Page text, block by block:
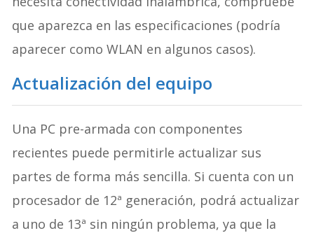
que aparezca en las especificaciones (podría
aparecer como WLAN en algunos casos).
Actualización del equipo
Una PC pre-armada con componentes
recientes puede permitirle actualizar sus
partes de forma más sencilla. Si cuenta con un
procesador de 12ª generación, podrá actualizar
a uno de 13ª sin ningún problema, ya que la